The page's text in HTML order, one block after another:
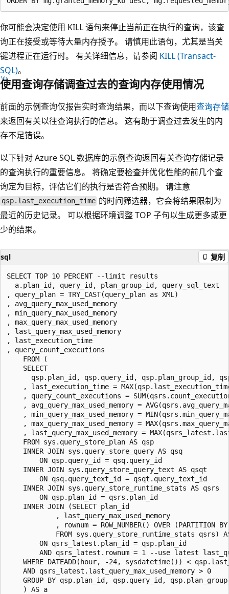
你可能会决定使用 KILL 语句来停止当前正在执行的查询，该查
询正在接受或等待大量内存授予。 请慎用此语句，尤其是当关
键进程正在运行时。 有关详细信息，请参阅 KILL (Transact-
SQL)。
使用查询存储调查过去的查询内存使用情况
前面的示例查询仅报告实时查询结果，而以下查询使用查询存储
来返回有关以往查询执行的信息。 这有助于调查过去发生的内
存不足错误。
以下针对 Azure SQL 数据库的示例查询返回有关查询存储记录
的查询执行的重要信息。 将确定要检查并优化性能的前几个查
询定为目标，评估它们的执行是否符合预期。 请注意
qsp.last_execution_time 的时间筛选器，它会将结果限制为
最近的历史记录。 可以根据环境调整 TOP 子句以生成更多或更
少的结果。
sql 复制
SELECT TOP 10 PERCENT --limit results
  a.plan_id, query_id, plan_group_id, query_sql_text
, query_plan = TRY_CAST(query_plan as XML)
, avg_query_max_used_memory
, min_query_max_used_memory
, max_query_max_used_memory
, last_query_max_used_memory
, last_execution_time
, query_count_executions
    FROM (
    SELECT
qsp.plan_id, qsp.query_id, qsp.plan_group_id,
, last_execution_time =
, query_count_executions =
, avg_query_max_used_memory =
, min_query_max_used_memory =
, max_query_max_used_memory =
, last_query_max_used_memory =
    FROM sys.query_store_plan AS qsp
    INNER JOIN sys.query_store_query AS qsq
        ON qsp.query_id = qsq.query_id
    INNER JOIN sys.query_store_query_text AS qsqt
        ON qsq.query_text_id = qsqt.query_text_id
    INNER JOIN sys.query_store_runtime_stats AS qsrs
        ON qsp.plan_id = qsrs.plan_id
    INNER JOIN (SELECT plan_id
            , last_query_max_used_memory
, rownum = ROW_NUMBER() OVER (PARTITION
FROM sys.query_store_runtime_stats qsrs)
        ON qsrs_latest.plan_id = qsp.plan_id
AND qsrs_latest.rownum = 1 --use latest
WHERE DATEADD(hour, -24, sysdatetime()) <
    AND qsrs_latest.last_query_max_used_memory > 0
GROUP BY qsp.plan_id, qsp.query_id,
    ) AS a